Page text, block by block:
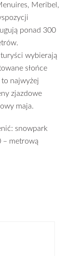
Meribel,
ponad 300
wybierają
słońce
to najwyżej
zjazdowe
maja.
snowpark
– metrową